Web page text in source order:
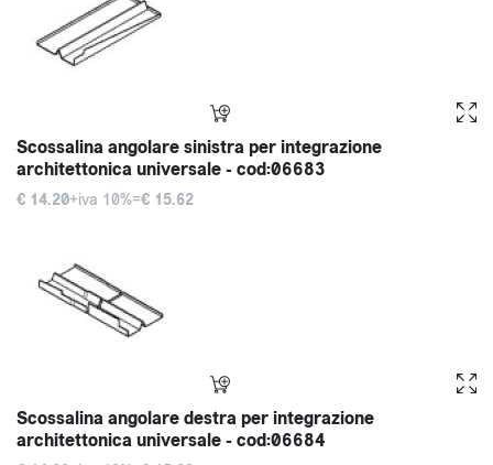
Scossalina angolare sinistra per integrazione
architettonica universale - cod:06683
€ 14.20+iva 10%=€ 15.62
Scossalina angolare destra per integrazione
architettonica universale - cod:06684